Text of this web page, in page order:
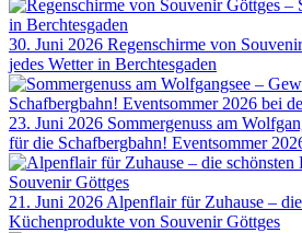
30. Juni 2026 Regenschirme von
jedes Wetter in Berchtesgaden
23. Juni 2026 Sommergenuss am
für die Schafbergbahn! Eventsommer
21. Juni 2026 Alpenflair für Zuhause –
Küchenprodukte von Souvenir Göttges